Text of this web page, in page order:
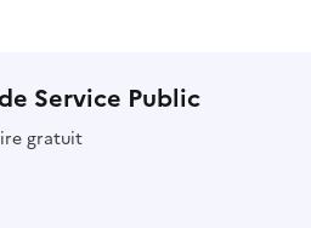
Service Public
gratuit